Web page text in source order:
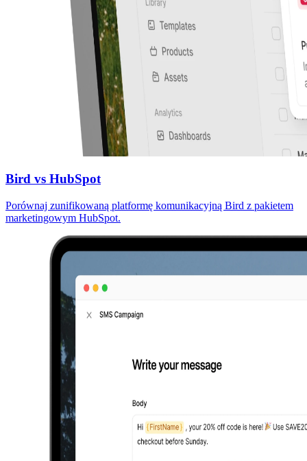
Bird vs HubSpot
Porównaj zunifikowaną platformę komunikacyjną Bird z pakietem
marketingowym HubSpot.